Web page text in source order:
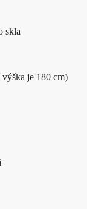
skla
je 180 cm)